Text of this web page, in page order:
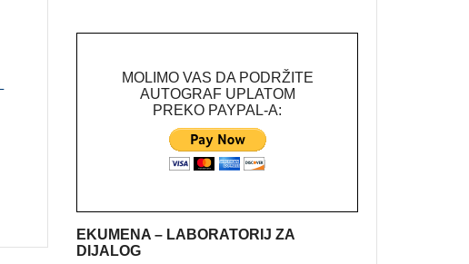
MOLIMO VAS DA PODRŽITE
AUTOGRAF UPLATOM
PREKO PAYPAL-A:
EKUMENA – LABORATORIJ ZA
DIJALOG